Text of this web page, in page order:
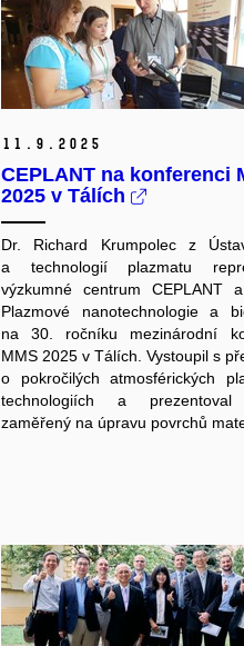
11. 9. 2025
CEPLANT na konferenci
2025 v Tálích
Dr. Richard Krumpolec z
a technologií plazmatu
výzkumné centrum CEPLANT
Plazmové nanotechnologie a
na 30. ročníku mezinárodní
MMS 2025 v Tálích. Vystoupil s
o pokročilých atmosférických
technologiích a prezentoval
zaměřený na úpravu povrchů